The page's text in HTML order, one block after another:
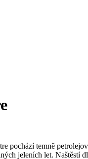
pochází temně
jeleních let. Naštěstí